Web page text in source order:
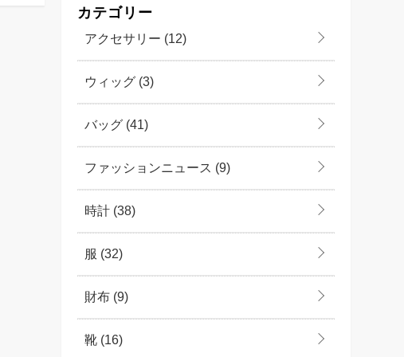
カテゴリー
アクセサリー (12)
ウィッグ (3)
バッグ (41)
ファッションニュース (9)
時計 (38)
服 (32)
財布 (9)
靴 (16)